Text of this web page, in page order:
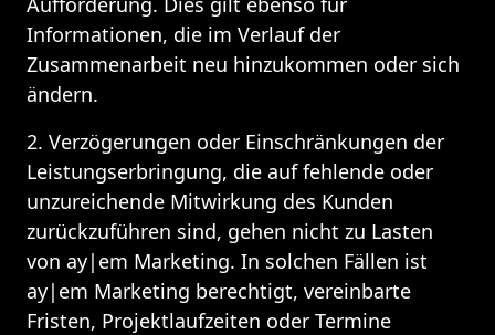
Informationen, die im Verlauf der
Zusammenarbeit neu hinzukommen oder sich
ändern.
2. Verzögerungen oder Einschränkungen der
Leistungserbringung, die auf fehlende oder
unzureichende Mitwirkung des Kunden
zurückzuführen sind, gehen nicht zu Lasten
von ay|em Marketing. In solchen Fällen ist
ay|em Marketing berechtigt, vereinbarte
Fristen, Projektlaufzeiten oder Termine